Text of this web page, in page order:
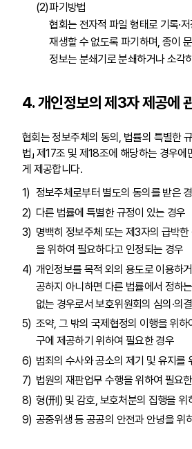
파기방법
협회는 전자적 파일 형태로 기록·
재생할 수 없도록 파기하며, 종이
정보는 분쇄기로 분쇄하거나 소각
4. 개인정보의 제3자 제공에
협회는 정보주체의 동의, 법률의 특별한
법」 제17조 및 제18조에 해당하는 경우
게 제공합니다.
정보주체로부터 별도의 동의를 받은
다른 법률에 특별한 규정이 있는 경우
명백히 정보주체 또는 제3자의 급박
을 위하여 필요하다고 인정되는 경우
개인정보를 목적 외의 용도로 이용하
공하지 아니하면 다른 법률에서 정하
없는 경우로서 보호위원회의 심의·의
조약, 그 밖의 국제협정의 이행을 위하
구에 제공하기 위하여 필요한 경우
범죄의 수사와 공소의 제기 및 유지를
법원의 재판업무 수행을 위하여 필요
형(刑) 및 감호, 보호처분의 집행을 위
공중위생 등 공공의 안전과 안녕을 위